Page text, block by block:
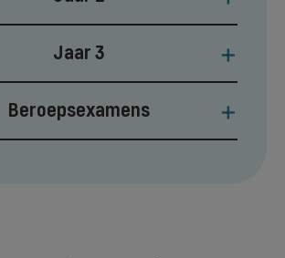
Jaar 3 +
Beroepsexamens +